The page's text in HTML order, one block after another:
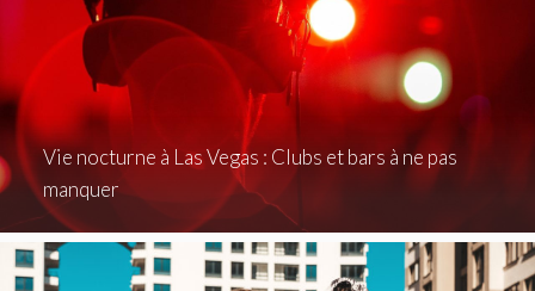
Vie nocturne à Las Vegas : Clubs et bars à ne pas
manquer